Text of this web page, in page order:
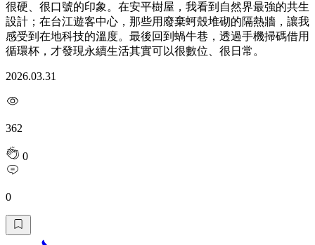
很硬、很口號的印象。在安平樹屋，我看到自然界最強的共生
設計；在台江遊客中心，那些用廢棄蚵殼堆砌的隔熱牆，讓我
感受到在地科技的溫度。最後回到蝸牛巷，透過手機掃碼借用
循環杯，才發現永續生活其實可以很數位、很日常。
2026.03.31
362
0
0